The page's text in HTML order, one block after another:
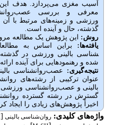
آسیب مغزی می‌پردازد. هدف
معرفی و بررسی
ورزشی و زمینه‌های مرتبط با
گذشته، حال و آینده است.
روش:
این پژوهش یک مطالعه
یافته‌ها: براین اساس به
شناسی بالینی ورزشی در
شده و رهنمودهایی برای آینده
نتیجه‌گیری: عصب‌روانشناسی
عنوان ترکیبی از رشته‌های
بالینی و عصب‌روانشناسی ورزشی
گسترش در رشته گسترده
اخیراً پژوهش‌های زیادی را ایجاد
واژه‌های کلیدی: روان‌شناسی بالینی[